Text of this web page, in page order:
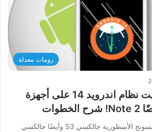
رومات معدلة
الآن بإمكانك تثبيت نظام اندرويد 14 على أجهزة
مستخدمي هواتف سامسونج الأسطورية جالكسي S3 وأيضًا جالكسي